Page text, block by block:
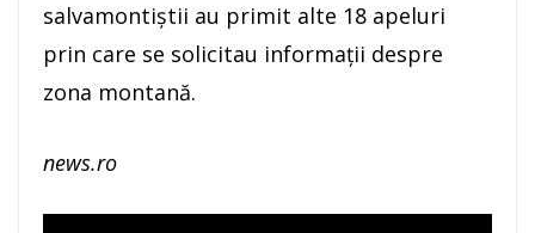
salvamontiştii au primit alte 18 apeluri
prin care se solicitau informaţii despre
zona montană.
news.ro